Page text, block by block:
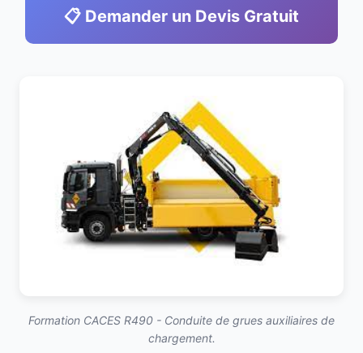
📋 Demander un Devis Gratuit
Formation CACES R490 - Conduite de grues auxiliaires de
chargement.